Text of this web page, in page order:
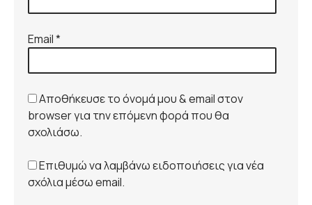
Email*
Αποθήκευσε το όνομά μου & email στον
browser για την επόμενη φορά που θα
σχολιάσω.
Επιθυμώ να λαμβάνω ειδοποιήσεις για νέα
σχόλια μέσω email.